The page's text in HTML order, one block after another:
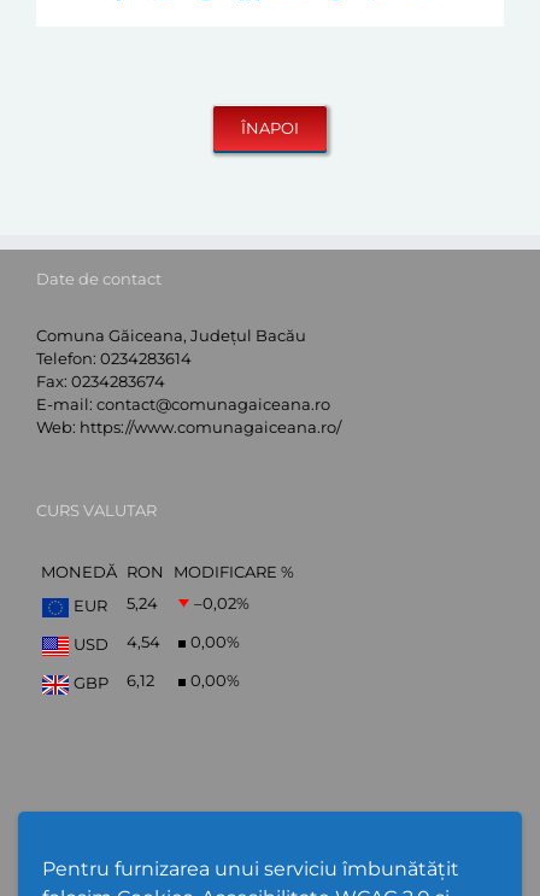
Pentru furnizarea unui serviciu îmbunătățit
Date de contact
Comuna Găiceana, Județul Bacău
Telefon: 0234283614
Fax: 0234283674
E-mail: contact@comunagaiceana.ro
Web: https://www.comunagaiceana.ro/
CURS VALUTAR
MONEDĂ RON
MODIFICARE %
EUR
5,24 –0,02%
USD 4,54 0,00%
GBP 6,12 0,00%